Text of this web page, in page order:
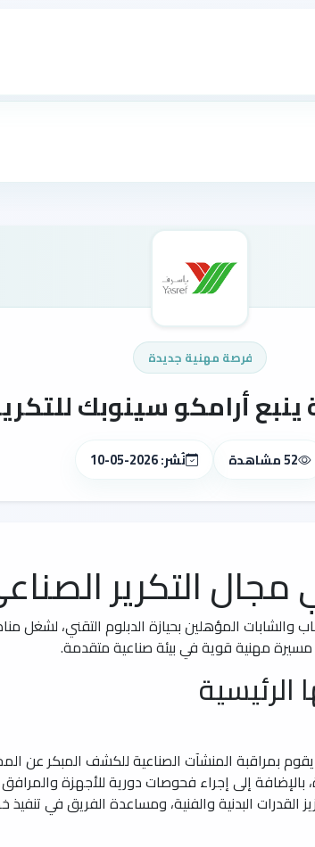
فرصة مهنية جديدة
أرامكو سينوبك
52 مشاهدة نُشر: 2026-05-10
التكرير
والشابات المؤهلين بحيازة الدبلوم التقني،
مسيرة مهنية قوية في بيئة صناعية متقدمة.
بمراقبة المنشآت الصناعية للكشف المبكر عن
إلى إجراء فحوصات دورية للأجهزة والمرافق
البدنية والفنية، ومساعدة الفريق في